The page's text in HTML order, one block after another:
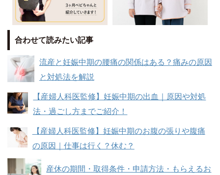
合わせて読みたい記事
流産と妊娠中期の腰痛の関係はある？痛みの原因
と対処法を解説
【産婦人科医監修】妊娠中期の出血｜原因や対処
法・過ごし方までご紹介！
【産婦人科医監修】妊娠中期のお腹の張りや腹痛
の原因｜仕事は行く？休む？
産休の期間・取得条件・申請方法・もらえるお